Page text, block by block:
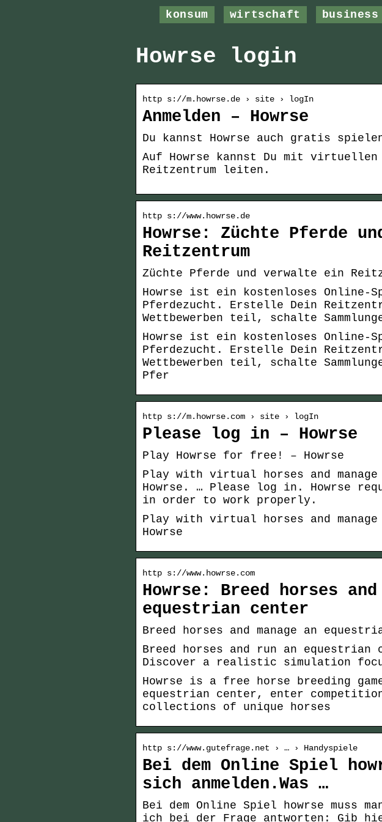
konsum wirtschaft business
Howrse login
http s://m.howrse.de › site › logIn
Anmelden – Howrse
Du kannst Howrse auch gratis
Auf Howrse kannst Du mit
Reitzentrum leiten.
http s://www.howrse.de
Howrse: Züchte Pferde
Reitzentrum
Züchte Pferde und verwalte ein
Howrse ist ein kostenloses Online-
Pferdezucht. Erstelle Dein
Wettbewerben teil, schalte
Howrse ist ein kostenloses Online-
Pferdezucht. Erstelle Dein
Wettbewerben teil, schalte
Pfer
http s://m.howrse.com › site › logIn
Please log in – Howrse
Play Howrse for free! – Howrse
Play with virtual horses and
Howrse. … Please log in. Howrse
in order to work properly.
Play with virtual horses and
Howrse
http s://www.howrse.com
Howrse: Breed horses and
equestrian center
Breed horses and manage an
Breed horses and run an equestrian
Discover a realistic simulation
Howrse is a free horse breeding
equestrian center, enter
collections of unique horses
http s://www.gutefrage.net › … › Handyspiele
Bei dem Online Spiel
sich anmelden.Was …
Bei dem Online Spiel howrse muss
ich bei der Frage antworten: Gib